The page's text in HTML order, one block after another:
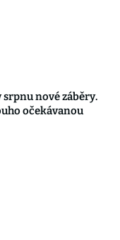
srpnu nové záběry.
očekávanou